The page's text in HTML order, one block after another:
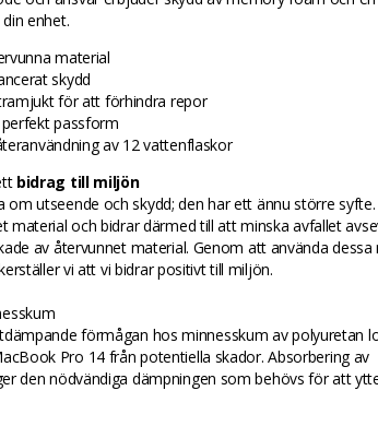
enhet.
material
skydd
för att förhindra repor
passform
av 12 vattenflaskor
bidrag till miljön
om utseende och skydd; den har ett ännu större
material och bidrar därmed till att minska avfallet
av återvunnet material. Genom att använda dessa
vi att vi bidrar positivt till miljön.
förmågan hos minnesskum av polyuretan
Pro 14 från potentiella skador. Absorbering av
den nödvändiga dämpningen som behövs för att